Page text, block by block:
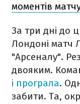
моментів
За три дні до
Лондоні матч
"Арсеналу".
двояким.
і програла.
забити. Та,